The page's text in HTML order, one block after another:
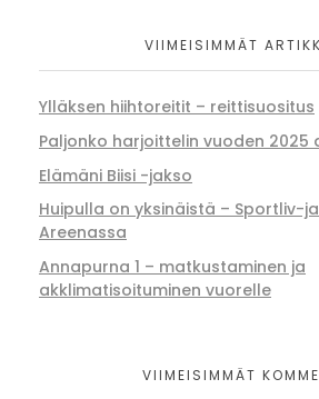
VIIMEISIMMÄT
Ylläksen hiihtoreitit – reittisuositus
Paljonko harjoittelin vuoden 2025
Elämäni Biisi -jakso
Huipulla on yksinäistä – Sportliv-
Areenassa
Annapurna 1 – matkustaminen ja
akklimatisoituminen vuorelle
VIIMEISIMMÄT